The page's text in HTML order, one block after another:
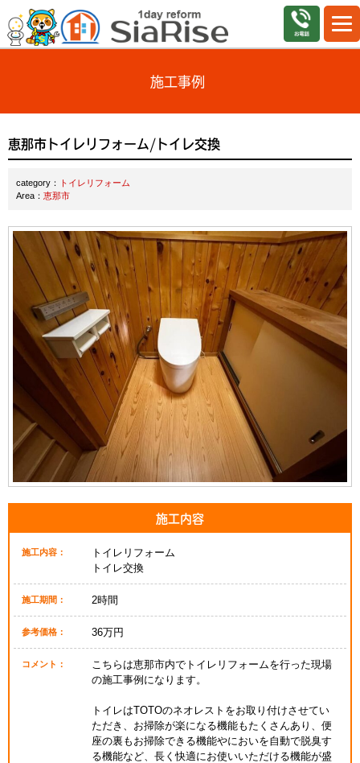
施工事例
恵那市トイレリフォーム/トイレ交換
category：
トイレリフォーム
Area： 恵那市
施工内容
施工内容：
トイレリフォーム
トイレ交換
施工期間： 2時間
参考価格： 36万円
コメント：
こちらは恵那市内でトイレリフォームを行った現場
の施工事例になります。
トイレはTOTOのネオレストをお取り付けさせてい
ただき、お掃除が楽になる機能もたくさんあり、便
座の裏もお掃除できる機能やにおいを自動で脱臭す
る機能など、長く快適にお使いいただける機能が盛